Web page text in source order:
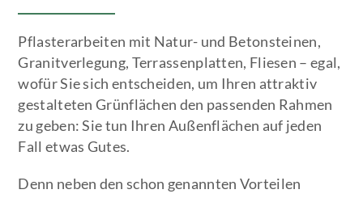
Pflasterarbeiten mit Natur- und Betonsteinen,
Granitverlegung, Terrassenplatten, Fliesen – egal,
wofür Sie sich entscheiden, um Ihren attraktiv
gestalteten Grünflächen den passenden Rahmen
zu geben: Sie tun Ihren Außenflächen auf jeden
Fall etwas Gutes.
Denn neben den schon genannten Vorteilen